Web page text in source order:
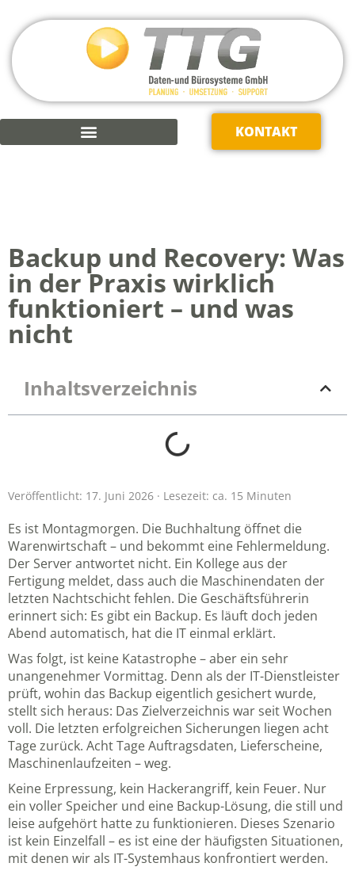
KONTAKT
Backup und Recovery: Was
in der Praxis wirklich
funktioniert – und was
nicht
Inhaltsverzeichnis
Veröffentlicht: 17. Juni 2026 · Lesezeit: ca. 15 Minuten
Es ist Montagmorgen. Die Buchhaltung öffnet die
Warenwirtschaft – und bekommt eine Fehlermeldung.
Der Server antwortet nicht. Ein Kollege aus der
Fertigung meldet, dass auch die Maschinendaten der
letzten Nachtschicht fehlen. Die Geschäftsführerin
erinnert sich: Es gibt ein Backup. Es läuft doch jeden
Abend automatisch, hat die IT einmal erklärt.
Was folgt, ist keine Katastrophe – aber ein sehr
unangenehmer Vormittag. Denn als der IT-Dienstleister
prüft, wohin das Backup eigentlich gesichert wurde,
stellt sich heraus: Das Zielverzeichnis war seit Wochen
voll. Die letzten erfolgreichen Sicherungen liegen acht
Tage zurück. Acht Tage Auftragsdaten, Lieferscheine,
Maschinenlaufzeiten – weg.
Keine Erpressung, kein Hackerangriff, kein Feuer. Nur
ein voller Speicher und eine Backup-Lösung, die still und
leise aufgehört hatte zu funktionieren. Dieses Szenario
ist kein Einzelfall – es ist eine der häufigsten Situationen,
mit denen wir als IT-Systemhaus konfrontiert werden.